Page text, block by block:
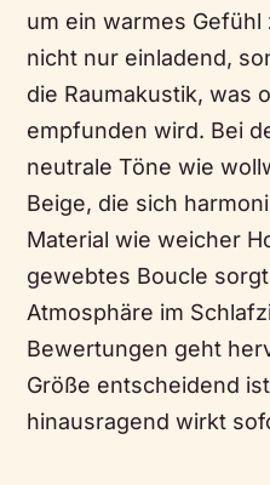
um ein warmes
nicht nur einladend,
die Raumakustik, was
empfunden wird. Bei
neutrale Töne wie
Beige, die sich
Material wie weicher
gewebtes Boucle
Atmosphäre im
Bewertungen geht
Größe entscheidend
hinausragend wirkt